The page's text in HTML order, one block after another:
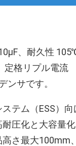
、耐久性
定格リプル電流
ンサです。
テム（ESS）向
圧化と大容量
さ最大100mm